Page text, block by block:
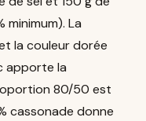
La
la couleur dorée
apporte la
80/50 est
cassonade donne